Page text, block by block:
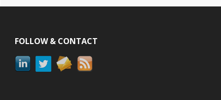
FOLLOW & CONTACT